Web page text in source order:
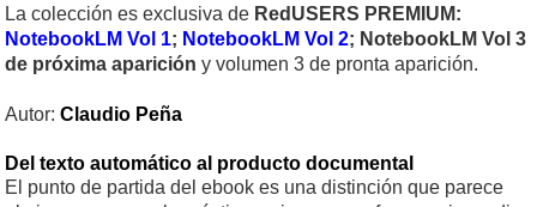
La colección es exclusiva de RedUSERS PREMIUM:
NotebookLM Vol 1; NotebookLM Vol 2; NotebookLM Vol 3
de próxima aparición y volumen 3 de pronta aparición.
Autor: Claudio Peña
Del texto automático al producto documental
El punto de partida del ebook es una distinción que parece